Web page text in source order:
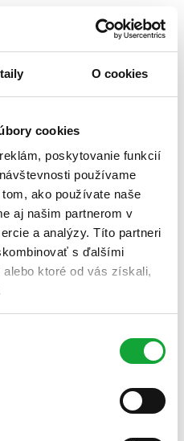
O cookies
cookies
poskytovanie funkcií
používame
ako používate naše
aj našim partnerom v
a analýzy. Títo partneri
s ďalšími
ktoré od vás získali,